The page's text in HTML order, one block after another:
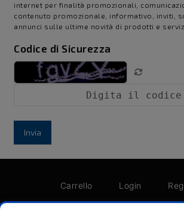
internet per finalità promozionali,
contenuto promozionale, informativo, inviti,
annunci sulle ultime novità di prodotti e
Codice di Sicurezza
Invia
Carrello Login